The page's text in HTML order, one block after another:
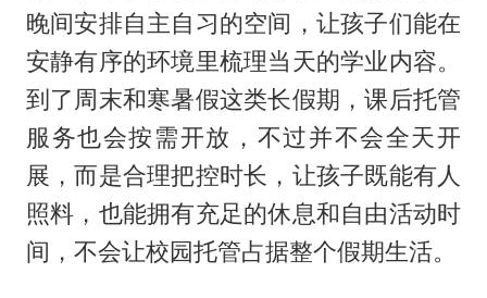
晚间安排自主自习的空间，让孩子们能在
安静有序的环境里梳理当天的学业内容。
到了周末和寒暑假这类长假期，课后托管
服务也会按需开放，不过并不会全天开
展，而是合理把控时长，让孩子既能有人
照料，也能拥有充足的休息和自由活动时
间，不会让校园托管占据整个假期生活。